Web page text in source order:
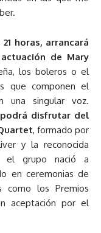
horas, arrancará
de Mary
los boleros o el
que componen el
una singular voz.
disfrutar del
, formado por
y la reconocida
el grupo nació a
en ceremonias de
como los Premios
aceptación por el